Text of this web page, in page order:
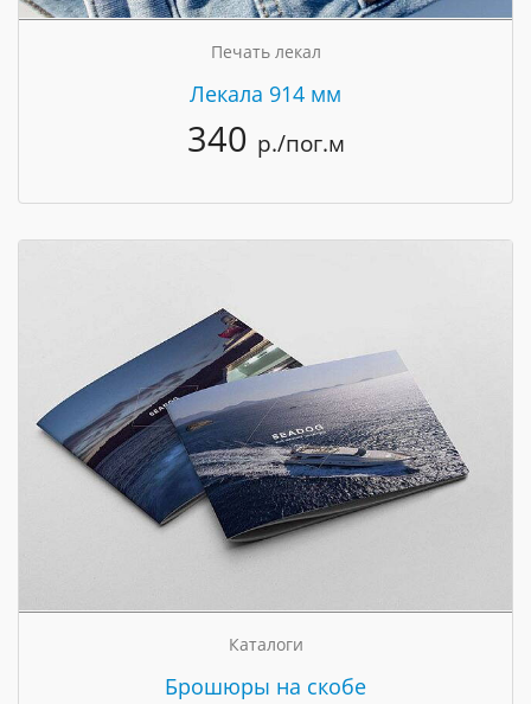
Печать лекал
Лекала 914 мм
340 р./пог.м
Каталоги
Брошюры на скобе